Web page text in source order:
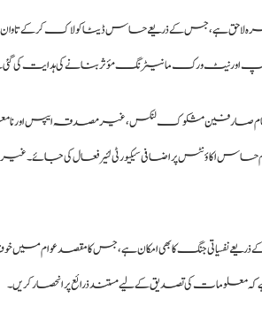
لاحق ہے، جس کے ذریعے حساس ڈیٹا کو لاک کر کے
اپ اور نیٹ ورک مانیٹرنگ مؤثر بنانے کی ہدایت کی
صارفین مشکوک لنکس، غیر مصدقہ ایپس اور نامعلوم
حساس اکاؤنٹس پر اضافی سیکیورٹی لئیر فعال کی جائے۔ غیر
نفسیاتی جنگ کا بھی امکان ہے، جس کا مقصد عوام میں
ہے کہ معلومات کی تصدیق کے لیے مستند ذرائع پر انحصار کریں۔